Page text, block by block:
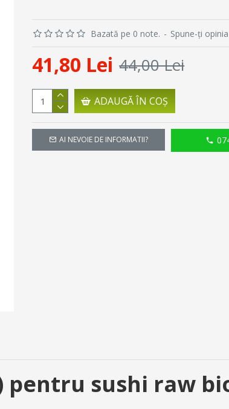
Bazată pe 0 note. - Spune-ţi opinia
41,80 Lei 44,00 Lei
ADAUGĂ ÎN COŞ
AI NEVOIE DE INFORMATII?
pentru sushi raw